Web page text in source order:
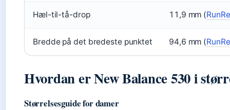
Hæl-til-tå-drop 11,9 mm (
Bredde på det bredeste punktet 94,6 mm (
Hvordan er New Balance 530 i
Størrelsesguide for damer